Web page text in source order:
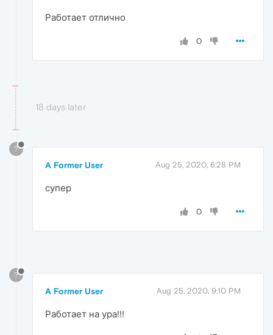
Работает отлично
0
18 days later
?
A Former User Aug 25, 2020, 6:28 PM
супер
0
?
A Former User Aug 25, 2020, 9:10 PM
Работает на ура!!!